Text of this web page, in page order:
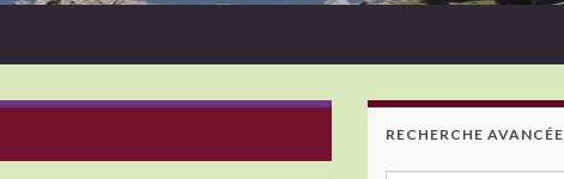
RECHERCHE AVANCÉE